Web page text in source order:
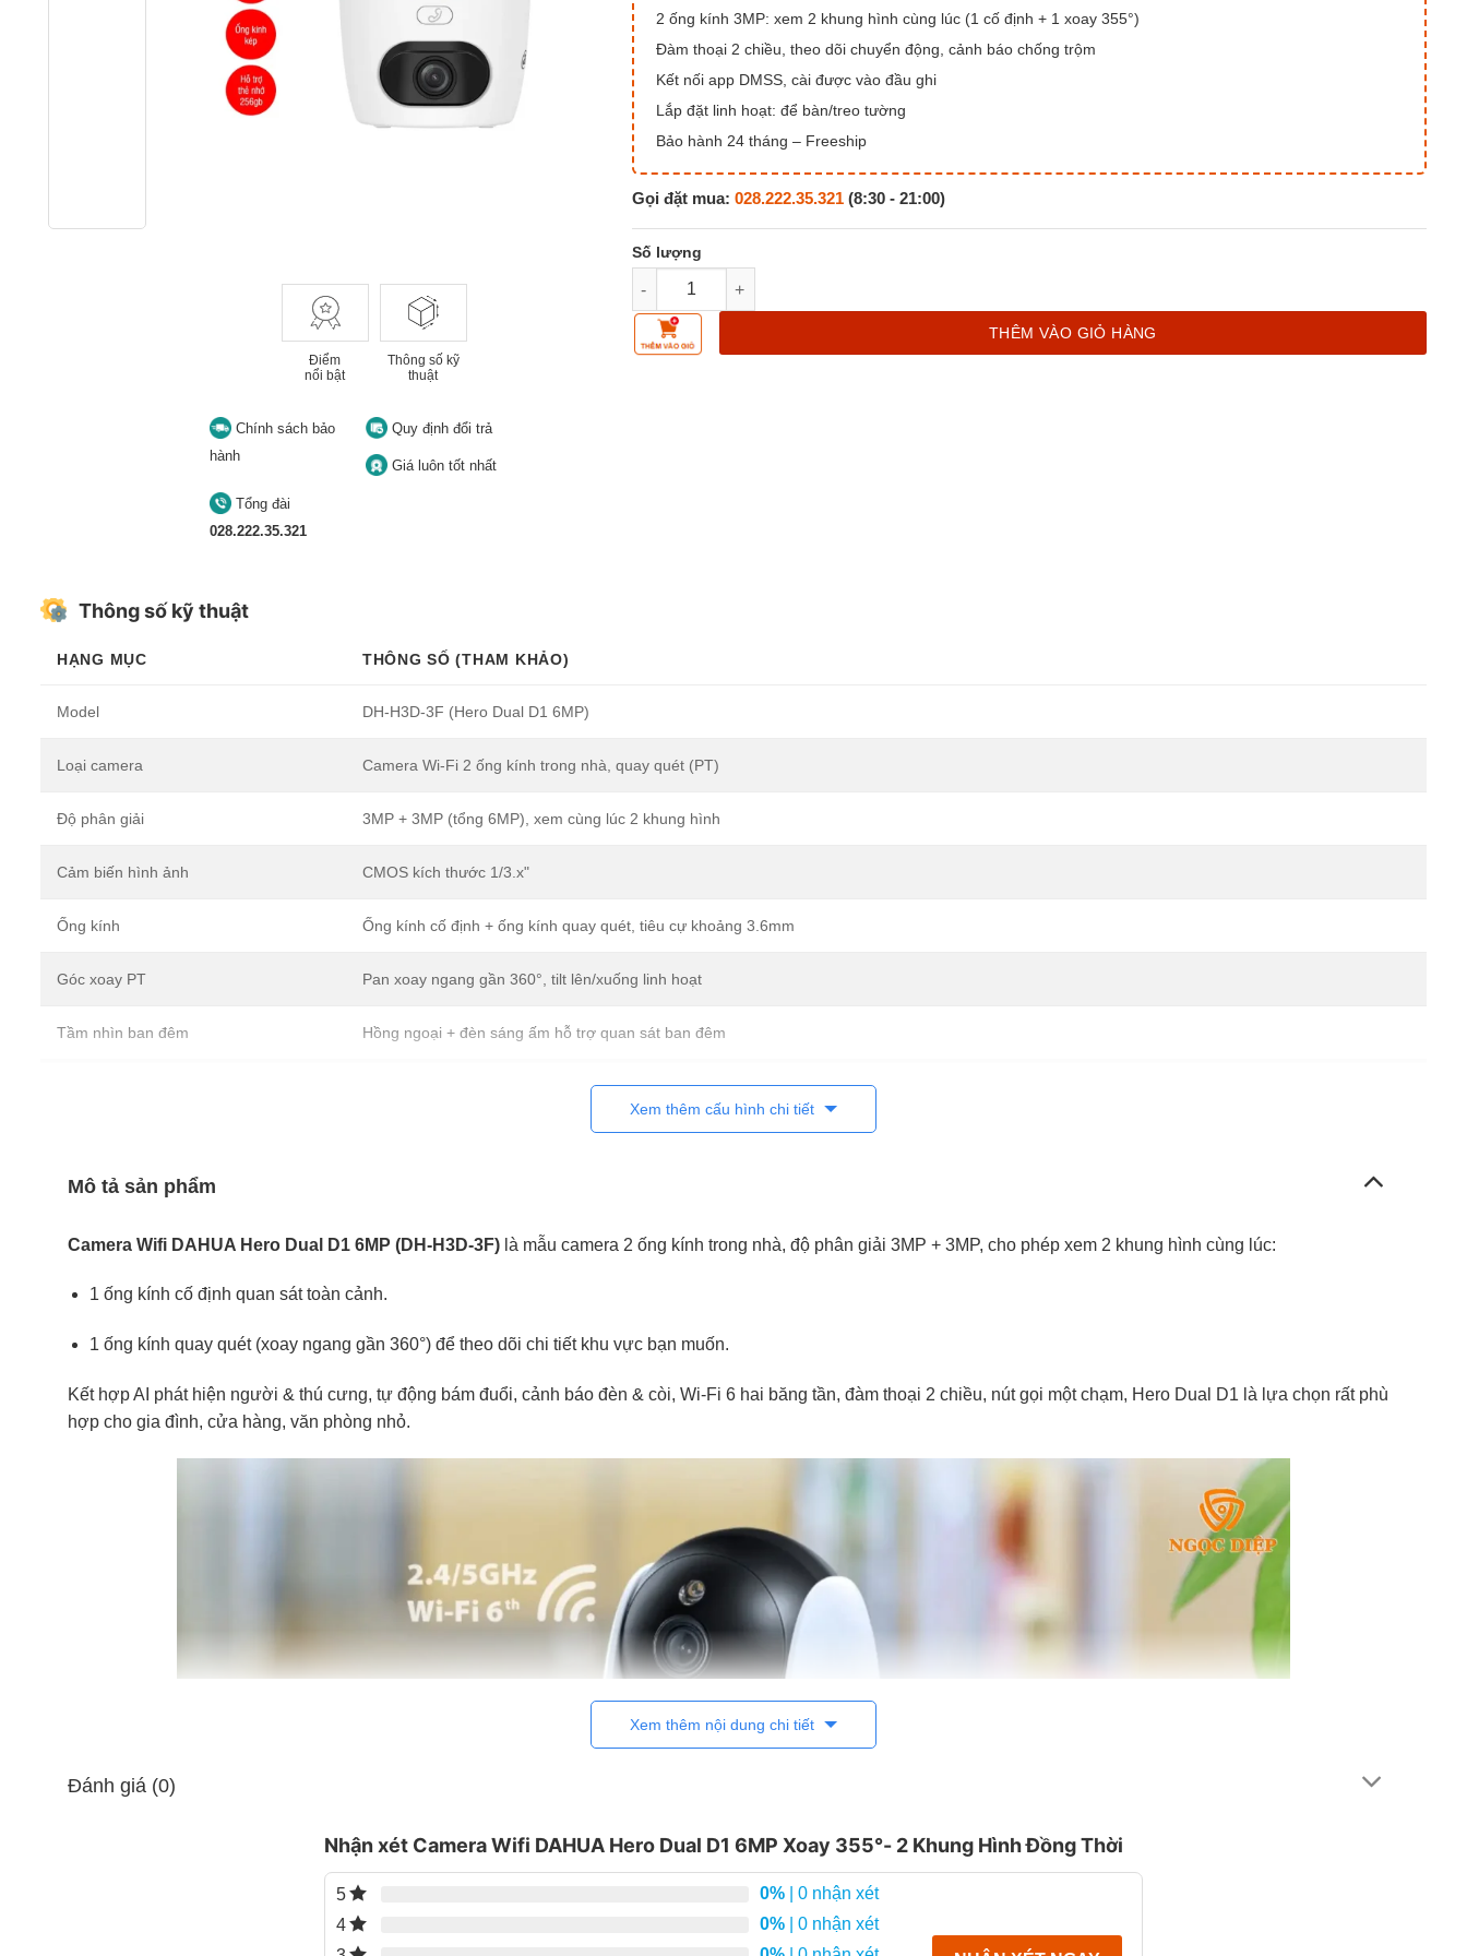
Điểm
nổi bật
Thông số kỹ
thuật
Chính sách bảo
hành
Quy định đổi trả
Giá luôn tốt nhất
Tổng đài
028.222.35.321
2 ống kính 3MP: xem 2 khung hình cùng lúc (1 cố định + 1 xoay 355°)
Đàm thoại 2 chiều, theo dõi chuyển động, cảnh báo chống trộm
Kết nối app DMSS, cài được vào đầu ghi
Lắp đặt linh hoạt: để bàn/treo tường
Bảo hành 24 tháng – Freeship
Gọi đặt mua: 028.222.35.321(8:30 - 21:00)
Camera Wifi DAHUA Hero Dual D1 6MP Xoay 355°- 2 Khung Hình Đồng Thời số lượng
THÊM VÀO GIỎ HÀNG
Thông số kỹ thuật
HẠNG MỤC THÔNG SỐ (THAM KHẢO)
Model DH-H3D-3F (Hero Dual D1 6MP)
Loại camera Camera Wi-Fi 2 ống kính trong nhà, quay quét (PT)
Độ phân giải 3MP + 3MP (tổng 6MP), xem cùng lúc 2 khung hình
Cảm biến hình ảnh CMOS kích thước 1/3.x"
Ống kính Ống kính cố định + ống kính quay quét, tiêu cự khoảng 3.6mm
Góc xoay PT Pan xoay ngang gần 360°, tilt lên/xuống linh hoạt
Tầm nhìn ban đêm Hồng ngoại + đèn sáng ấm hỗ trợ quan sát ban đêm
Chế độ Ngày/Đêm, chống ngược sáng, cân bằng sáng
Âm thanh
AI thông minh Phát hiện người, thú cưng, chuyển động, âm thanh bất thường, tự động bám đuổi
Cảnh báo chủ động Còi + đèn chớp, gửi thông báo về điện thoại
Lưu trữ Khe thẻ nhớ MicroSD (hỗ trợ dung lượng lớn), có thể kết nối đầu ghi
Kết nối mạng Wi-Fi, cổng LAN RJ45
Hỗ trợ Wi-Fi 6, băng tần 2.4GHz & 5GHz (tuỳ phiên bản)
5V DC (thông qua adapter/Type-C tuỳ lô sản phẩm)
Để bàn hoặc treo tường
Xem thêm cấu hình chi tiết
Mô tả sản phẩm
Camera Wifi DAHUA Hero Dual D1 6MP (DH-H3D-3F) là mẫu camera 2 ống kính trong nhà, độ phân giải 3MP + 3MP, cho phép xem 2 khung hình cùng lúc:
1 ống kính cố định quan sát toàn cảnh.
1 ống kính quay quét (xoay ngang gần 360°) để theo dõi chi tiết khu vực bạn muốn.
Kết hợp AI phát hiện người & thú cưng, tự động bám đuổi, cảnh báo đèn & còi, Wi-Fi 6 hai băng tần, đàm thoại 2 chiều, nút gọi một chạm, Hero Dual D1 là lựa chọn rất phù
hợp cho gia đình, cửa hàng, văn phòng nhỏ.
Xem thêm nội dung chi tiết
Đánh giá (0)
Nhận xét Camera Wifi DAHUA Hero Dual D1 6MP Xoay 355°- 2 Khung Hình Đồng Thời
5 0% | 0 nhận xét
4
0% | 0 nhận xét